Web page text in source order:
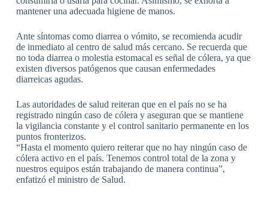
mantener una adecuada higiene de manos.
Ante síntomas como diarrea o vómito, se recomienda acudir
de inmediato al centro de salud más cercano. Se recuerda que
no toda diarrea o molestia estomacal es señal de cólera, ya que
existen diversos patógenos que causan enfermedades
diarreicas agudas.
Las autoridades de salud reiteran que en el país no se ha
registrado ningún caso de cólera y aseguran que se mantiene
la vigilancia constante y el control sanitario permanente en los
puntos fronterizos.
“Hasta el momento quiero reiterar que no hay ningún caso de
cólera activo en el país. Tenemos control total de la zona y
nuestros equipos están trabajando de manera continua”,
enfatizó el ministro de Salud.